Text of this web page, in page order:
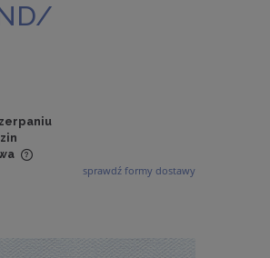
sprawdź formy dostawy